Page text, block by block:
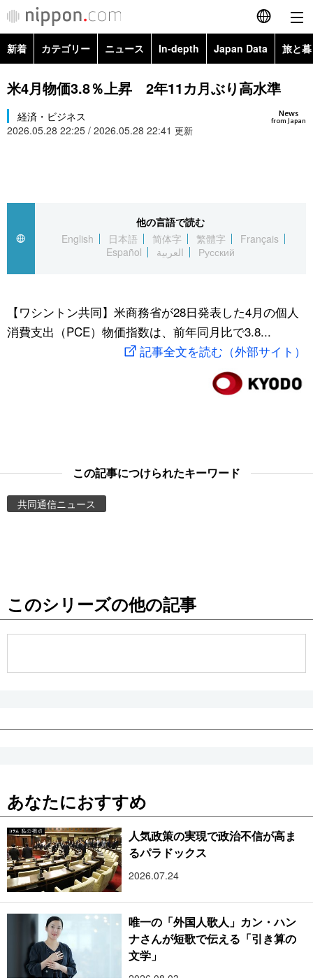
English
简体字
カテゴリー
文化
動画/Live
Images
お知らせ
新着 カテゴリー ニュース In-depth Japan Data 旅と
政治・外交
経済・ビジネス
スポーツ・東京2020
Topics
Images
米4月物価3.8％上昇 2年11カ月ぶり高水準
News
from Japan
経済・ビジネス
2026.05.28 22:25 / 2026.05.28 22:41 更新
他の言語で読む
English
日本語 简体字 繁體字
Français
Español
العربية Русский
【ワシントン共同】米商務省が28日発表した4月の個人
消費支出（PCE）物価指数は、前年同月比で3.8...
記事全文を読む（外部サイト）
この記事につけられたキーワード
共同通信ニュース
このシリーズの他の記事
あなたにおすすめ
人気政策の実現で政治不信が高ま
るパラドックス
2026.07.24
唯一の「外国人歌人」カン・ハン
ナさんが短歌で伝える「引き算の
文学」